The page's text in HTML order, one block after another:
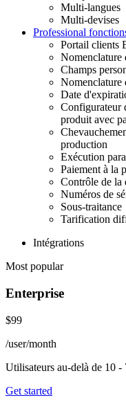
Multi-langues
Multi-devises
Professional
Portail clients
Nomenclature
Champs
Nomenclature
Date
Configurateur
produit avec
production
Exécution
Paiement à la
Contrôle de la
Numéros de
Sous-traitance
Tarification
Intégrations
Most popular
Enterprise
$99
/user/month
Utilisateurs au-delà de 10 -
Get started